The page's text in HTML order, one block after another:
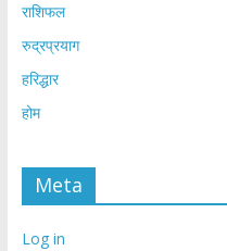
राशिफल
रुद्रप्रयाग
हरिद्धार
होम
Meta
Log in